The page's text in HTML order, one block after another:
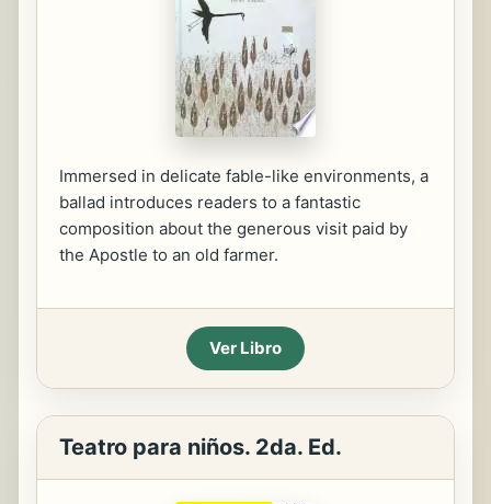
Immersed in delicate fable-like environments, a
ballad introduces readers to a fantastic
composition about the generous visit paid by
the Apostle to an old farmer.
Ver Libro
Teatro para niños. 2da. Ed.